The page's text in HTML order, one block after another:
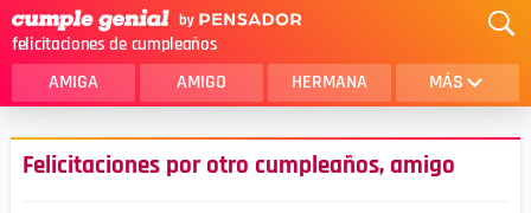
felicitaciones de cumpleaños
AMIGA AMIGO HERMANA MÁS
MAMA
AMOR
Felicitaciones por otro cumpleaños, amigo